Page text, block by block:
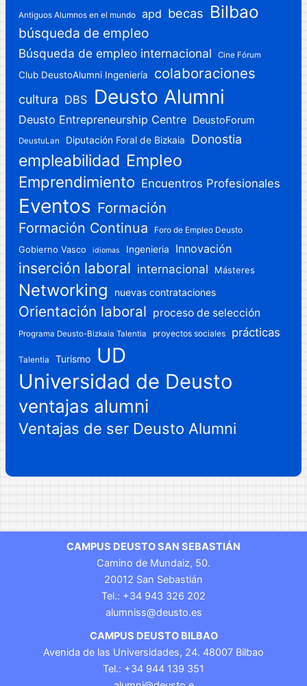
Antiguos Alumnos en el mundo apd becas Bilbao
búsqueda de empleo
Búsqueda de empleo internacional Cine Fórum
Club DeustoAlumni Ingeniería colaboraciones
cultura DBS Deusto Alumni
Deusto Entrepreneurship Centre DeustoForum
DeustuLan Diputación Foral de Bizkaia Donostia
empleabilidad Empleo
Emprendimiento Encuentros Profesionales
Eventos Formación
Formación Continua Foro de Empleo Deusto
Gobierno Vasco idiomas Ingenieria Innovación
inserción laboral internacional Másteres
Networking nuevas contrataciones
Orientación laboral proceso de selección
Programa Deusto-Bizkaia Talentia proyectos sociales prácticas
Talentia Turismo
UD
Universidad de Deusto
ventajas alumni
Ventajas de ser Deusto Alumni
CAMPUS DEUSTO SAN SEBASTIÁN
Camino de Mundaiz, 50.
20012 San Sebastián
Tel.: +34 943 326 202
alumniss@deusto.es
CAMPUS DEUSTO BILBAO
Avenida de las Universidades, 24. 48007 Bilbao
Tel.: +34 944 139 351